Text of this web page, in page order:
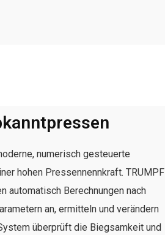
numerisch gesteuerte
hohen Pressennennkraft. TRUMPF
automatisch Berechnungen nach
an, ermitteln und verändern
überprüft die Biegsamkeit und